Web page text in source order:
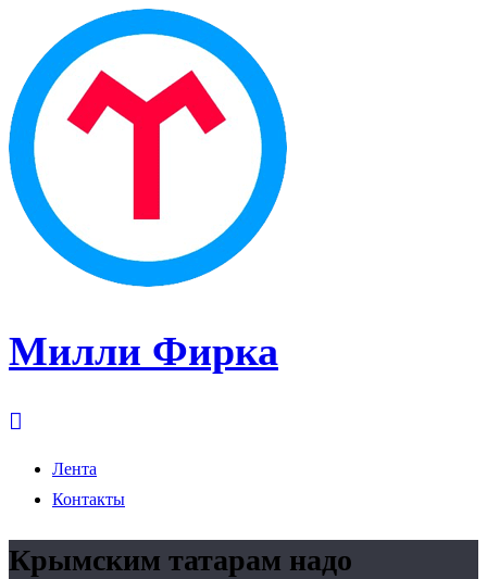
Милли Фирка
Лента
Контакты
Крымским татарам надо